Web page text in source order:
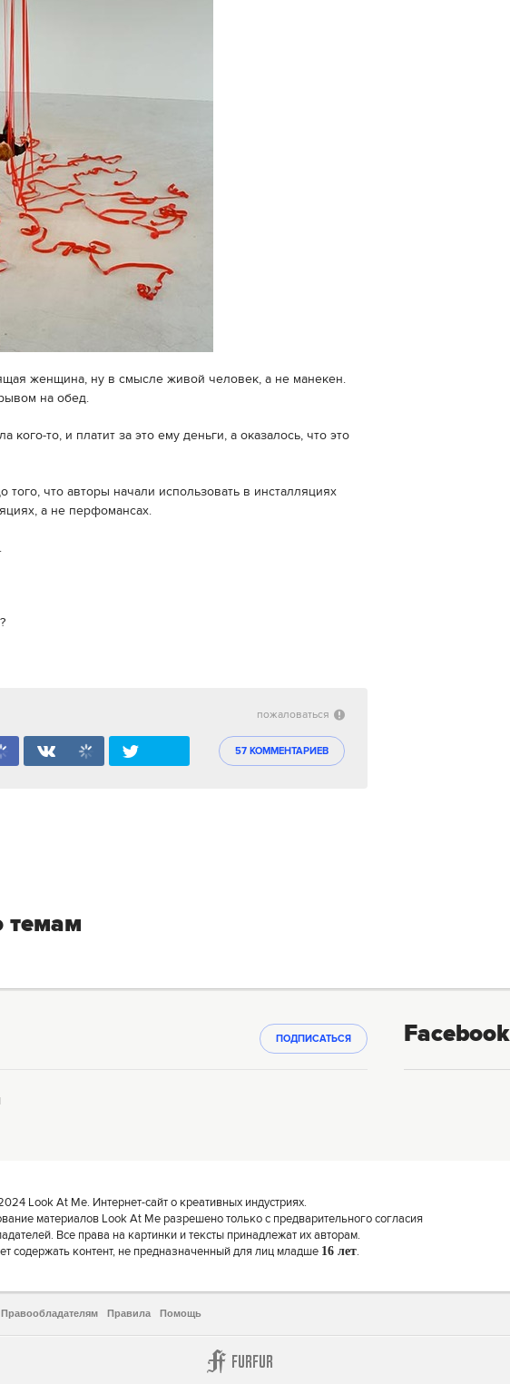
женщина, ну в смысле живой человек, а не манекен.
на обед.
кого-то, и платит за это ему деньги, а оказалось, что это
что авторы начали использовать в инсталляциях
а не перфомансах.
57 КОММЕНТАРИЕВ
пожаловаться
темам
ПОДПИСАТЬСЯ Facebook
Look At Me. Интернет-сайт о креативных индустриях.
материалов Look At Me разрешено только с предварительного согласия
Все права на картинки и тексты принадлежат их авторам.
содержать контент, не предназначенный для лиц младше 16 лет.
Правообладателям Правила Помощь